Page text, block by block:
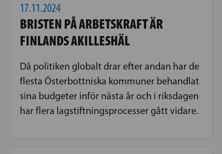
17.11.2024
BRISTEN PÅ ARBETSKRAFT ÄR
FINLANDS AKILLESHÄL
Då politiken globalt drar efter andan har de
flesta Österbottniska kommuner behandlat
sina budgeter inför nästa år och i riksdagen
har flera lagstiftningsprocesser gått vidare.